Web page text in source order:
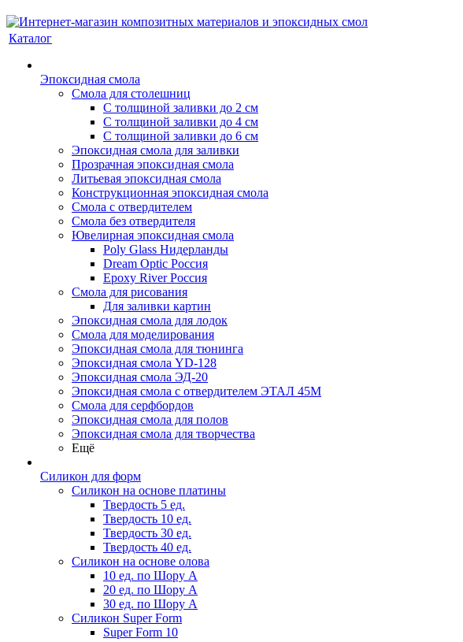
Каталог
Эпоксидная смола
Смола для столешниц
С толщиной заливки до 2 см
С толщиной заливки до 4 см
С толщиной заливки до 6 см
Эпоксидная смола для заливки
Прозрачная эпоксидная смола
Литьевая эпоксидная смола
Конструкционная эпоксидная смола
Смола с отвердителем
Смола без отвердителя
Ювелирная эпоксидная смола
Poly Glass Нидерланды
Dream Optic Россия
Epoxy River Россия
Смола для рисования
Для заливки картин
Эпоксидная смола для лодок
Смола для моделирования
Эпоксидная смола для тюнинга
Эпоксидная смола YD-128
Эпоксидная смола ЭД-20
Эпоксидная смола с отвердителем ЭТАЛ 45М
Смола для серфбордов
Эпоксидная смола для полов
Эпоксидная смола для творчества
Ещё
Силикон для форм
Силикон на основе платины
Твердость 5 ед.
Твердость 10 ед.
Твердость 30 ед.
Твердость 40 ед.
Силикон на основе олова
10 ед. по Шору А
20 ед. по Шору А
30 ед. по Шору А
Силикон Super Form
Super Form 10